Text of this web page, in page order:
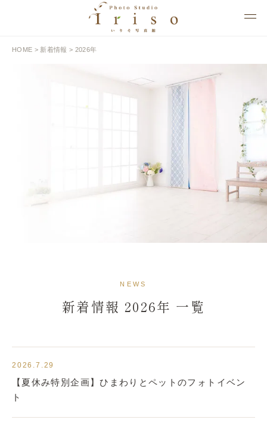
HOME > 新着情報 > 2026年
NEWS
新着情報 2026年 一覧
2026.7.29
【夏休み特別企画】ひまわりとペットのフォトイベン
ト